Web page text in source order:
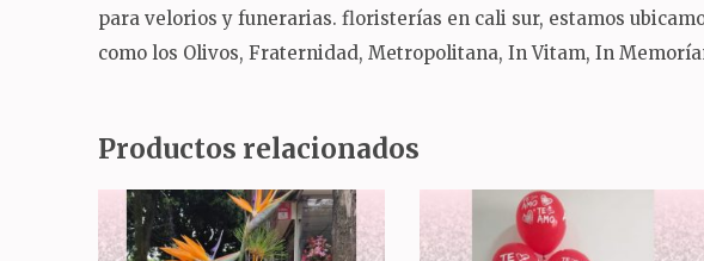
para velorios y funerarias. floristerías en cali sur, estamos
como los Olivos, Fraternidad, Metropolitana, In Vitam, In
Productos relacionados